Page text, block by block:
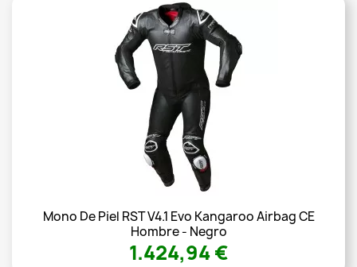
Mono De Piel RST V4.1 Evo Kangaroo Airbag CE
Hombre - Negro
1.424,94 €